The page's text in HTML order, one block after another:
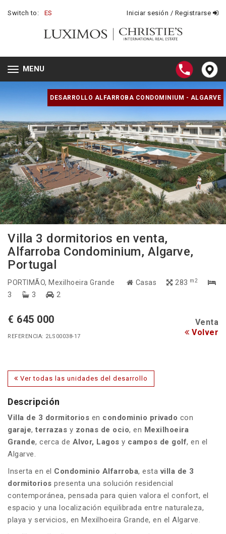
Switch to: ES Iniciar sesión / Registrarse
Toggle
navigation
MENU
DESARROLLO ALFARROBA CONDOMINIUM - ALGARVE
Villa 3 dormitorios en venta,
Alfarroba Condominium, Algarve,
Portugal
PORTIMÃO, Mexilhoeira Grande Casas 283 m2
3 3 2
€ 645 000 Venta
REFERENCIA: 2LS00038-17 Volver
Ver todas las unidades del desarrollo
Descripción
Villa de 3 dormitorios en condominio privado con
garaje, terrazas y zonas de ocio, en Mexilhoeira
Grande, cerca de Alvor, Lagos y campos de golf, en el
Algarve.
Inserta en el Condominio Alfarroba, estavilla de 3
dormitorios presenta una solución residencial
contemporánea, pensada para quien valora el confort, el
espacio y una localización equilibrada entre naturaleza,
playa y servicios, en Mexilhoeira Grande, en el Algarve.